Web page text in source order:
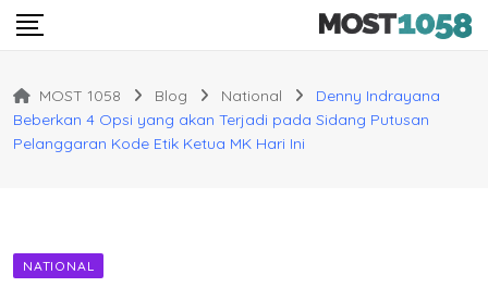
Skip
MOST 1058 Blog National
Denny Indrayana
Beberkan 4 Opsi yang akan Terjadi pada Sidang Putusan
Pelanggaran Kode Etik Ketua MK Hari Ini
NATIONAL